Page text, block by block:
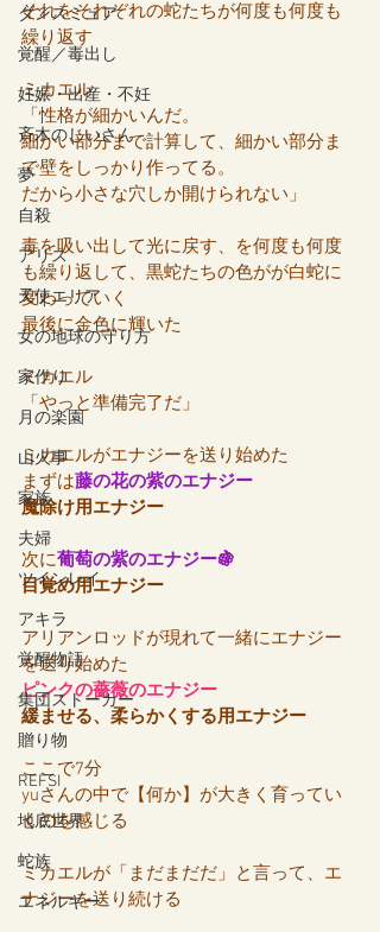
ダンスミュア
覚醒／毒出し
妊娠・出産・不妊
斉木のじいさん
夢
自殺
アリス
天使エリア
女の地球の守り方
家作り
月の楽園
山火事
家族
夫婦
ツインレイ
アキラ
覚醒物語
集団ストーカー
贈り物
REFSI
地底世界
蛇族
エネルギー
それをそれぞれの蛇たちが何度も何度も
繰り返す
ミカエル
「性格が細かいんだ。
細かい部分まで計算して、細かい部分ま
で壁をしっかり作ってる。
だから小さな穴しか開けられない」
毒を吸い出して光に戻す、を何度も何度
も繰り返して、黒蛇たちの色がが白蛇に
変わっていく
最後に金色に輝いた
ミカエル
「やっと準備完了だ」
ミカエルがエナジーを送り始めた
まずは藤の花の紫のエナジー
魔除け用エナジー
次に葡萄の紫のエナジー🍇
目覚め用エナジー
アリアンロッドが現れて一緒にエナジー
を送り始めた
ピンクの薔薇のエナジー
緩ませる、柔らかくする用エナジー
ここで7分
yuさんの中で【何か】が大きく育ってい
くのを感じる
ミカエルが「まだまだだ」と言って、エ
ナジーを送り続ける